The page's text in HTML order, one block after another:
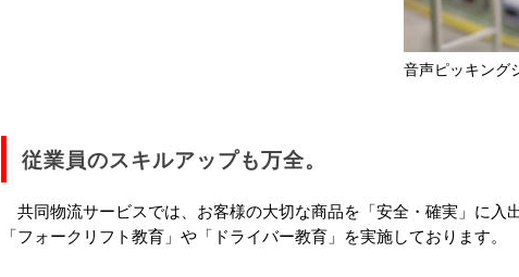
音声ピッキング
従業員のスキルアップも万全。
共同物流サービスでは、お客様の大切な商品を「安全・確実」に入
「フォークリフト教育」や「ドライバー教育」を実施しております。